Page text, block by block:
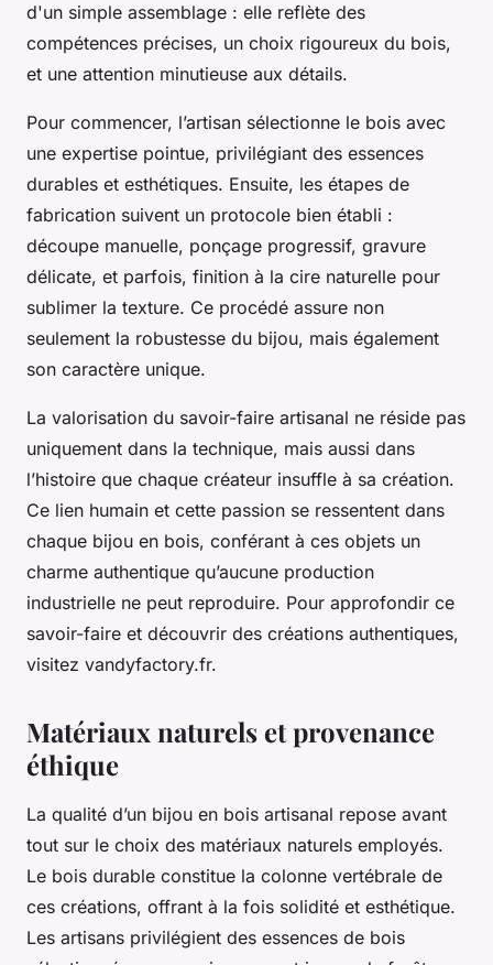
d'un simple assemblage : elle reflète des
compétences précises, un choix rigoureux du bois,
et une attention minutieuse aux détails.
Pour commencer, l’artisan sélectionne le bois avec
une expertise pointue, privilégiant des essences
durables et esthétiques. Ensuite, les étapes de
fabrication suivent un protocole bien établi :
découpe manuelle, ponçage progressif, gravure
délicate, et parfois, finition à la cire naturelle pour
sublimer la texture. Ce procédé assure non
seulement la robustesse du bijou, mais également
son caractère unique.
La valorisation du savoir-faire artisanal ne réside pas
uniquement dans la technique, mais aussi dans
l’histoire que chaque créateur insuffle à sa création.
Ce lien humain et cette passion se ressentent dans
chaque bijou en bois, conférant à ces objets un
charme authentique qu’aucune production
industrielle ne peut reproduire. Pour approfondir ce
savoir-faire et découvrir des créations authentiques,
visitez vandyfactory.fr.
Matériaux naturels et provenance
éthique
La qualité d’un bijou en bois artisanal repose avant
tout sur le choix des matériaux naturels employés.
Le bois durable constitue la colonne vertébrale de
ces créations, offrant à la fois solidité et esthétique.
Les artisans privilégient des essences de bois